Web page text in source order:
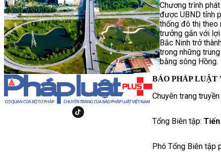
Chương trình
được UBND tỉnh
thống đô thị theo
trưởng gắn với
Bắc Ninh trở
trong những
bằng sông Hồng.
BÁO PHÁP LUẬT
Chuyên trang
Tổng Biên tập: Tiến
Phó Tổng Biên tập